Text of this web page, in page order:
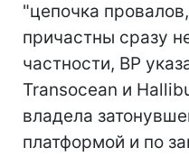
"цепочка
причастны сразу
частности, BP
Transocean и
владела
платформой и по